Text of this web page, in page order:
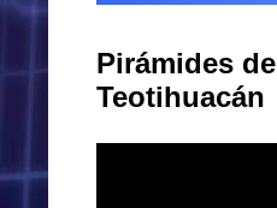
Pirámides de
Teotihuacán